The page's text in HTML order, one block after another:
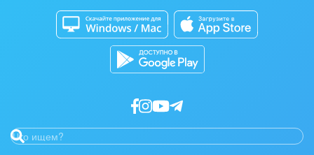
Каталог приложений
Разработчикам приложений